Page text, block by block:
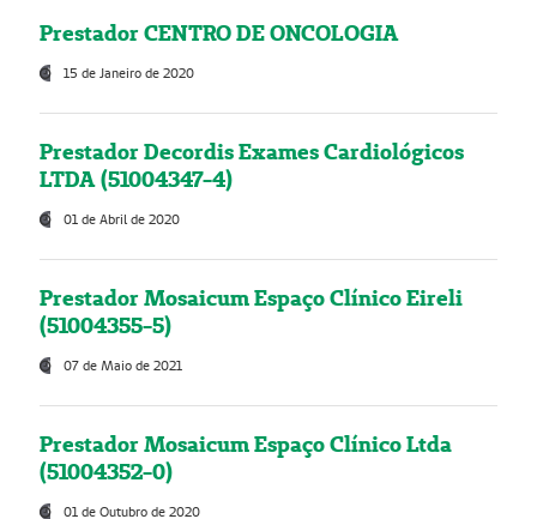
Prestador CENTRO DE ONCOLOGIA
15 de Janeiro de 2020
Prestador Decordis Exames Cardiológicos
LTDA (51004347-4)
01 de Abril de 2020
Prestador Mosaicum Espaço Clínico Eireli
(51004355-5)
07 de Maio de 2021
Prestador Mosaicum Espaço Clínico Ltda
(51004352-0)
01 de Outubro de 2020